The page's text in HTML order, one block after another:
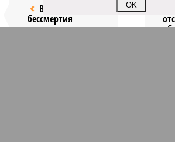
Возраст
бессмертия
об
OK